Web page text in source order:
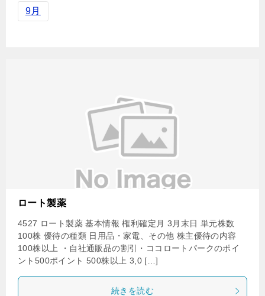
9月
ロート製薬
4527 ロート製薬 基本情報 権利確定月 3月末日 単元株数
100株 優待の種類 日用品・家電、その他 株主優待の内容
100株以上 ・自社通販品の割引・ココロートパークのポイ
ント500ポイント 500株以上 3,0 […]
続きを読む